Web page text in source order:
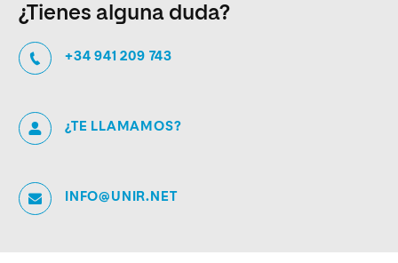
¿Tienes alguna duda?
+34 941 209 743
¿TE LLAMAMOS?
INFO@UNIR.NET